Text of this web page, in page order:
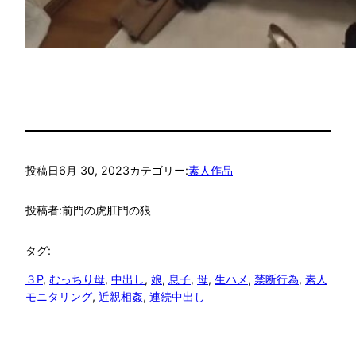
投稿日6月 30, 2023カテゴリー:素人作品
投稿者:前門の虎肛門の狼
タグ:
３P, むっちり母, 中出し, 娘, 息子, 母, 生ハメ, 禁断行為, 素人
モニタリング, 近親相姦, 連続中出し